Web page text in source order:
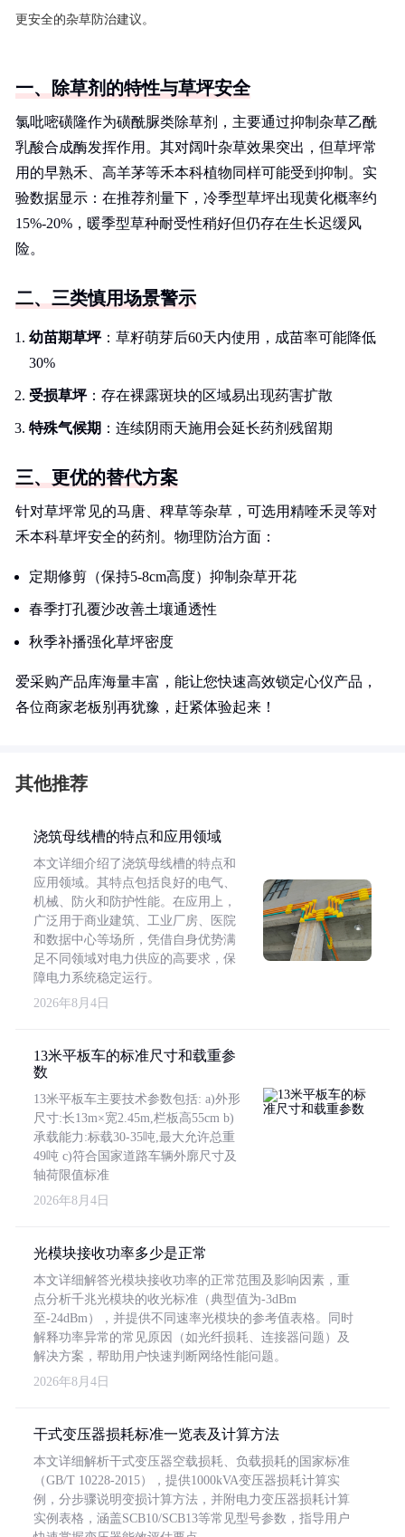
更安全的杂草防治建议。
一、除草剂的特性与草坪安全
氯吡嘧磺隆作为磺酰脲类除草剂，主要通过抑制杂草乙酰
乳酸合成酶发挥作用。其对阔叶杂草效果突出，但草坪常
用的早熟禾、高羊茅等禾本科植物同样可能受到抑制。实
验数据显示：在推荐剂量下，冷季型草坪出现黄化概率约
15%-20%，暖季型草种耐受性稍好但仍存在生长迟缓风
险。
二、三类慎用场景警示
幼苗期草坪：草籽萌芽后60天内使用，成苗率可能降低
30%
受损草坪：存在裸露斑块的区域易出现药害扩散
特殊气候期 ：连续阴雨天施用会延长药剂残留期
三、更优的替代方案
针对草坪常见的马唐、稗草等杂草，可选用精喹禾灵等对
禾本科草坪安全的药剂。物理防治方面：
定期修剪（保持5-8cm高度）抑制杂草开花
春季打孔覆沙改善土壤通透性
秋季补播强化草坪密度
爱采购产品库海量丰富，能让您快速高效锁定心仪产品，
各位商家老板别再犹豫，赶紧体验起来！
其他推荐
浇筑母线槽的特点和应用领域
本文详细介绍了浇筑母线槽的特点和
应用领域。其特点包括良好的电气、
机械、防火和防护性能。在应用上，
广泛用于商业建筑、工业厂房、医院
和数据中心等场所，凭借自身优势满
足不同领域对电力供应的高要求，保
障电力系统稳定运行。
2026年8月4日
13米平板车的标准尺寸和载重参
数
13米平板车主要技术参数包括: a)外形
尺寸:长13m×宽2.45m,栏板高55cm b)
承载能力:标载30-35吨,最大允许总重
49吨 c)符合国家道路车辆外廓尺寸及
轴荷限值标准
2026年8月4日
光模块接收功率多少是正常
本文详细解答光模块接收功率的正常范围及影响因素，重
点分析千兆光模块的收光标准（典型值为-3dBm
至-24dBm），并提供不同速率光模块的参考值表格。同时
解释功率异常的常见原因（如光纤损耗、连接器问题）及
解决方案，帮助用户快速判断网络性能问题。
2026年8月4日
干式变压器损耗标准一览表及计算方法
本文详细解析干式变压器空载损耗、负载损耗的国家标准
（GB/T 10228-2015），提供1000kVA变压器损耗计算实
例，分步骤说明变损计算方法，并附电力变压器损耗计算
实例表格，涵盖SCB10/SCB13等常见型号参数，指导用户